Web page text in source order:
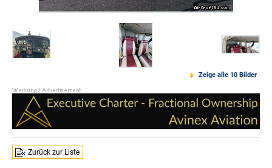
Zeige alle 10 Bilder
Zurück zur Liste